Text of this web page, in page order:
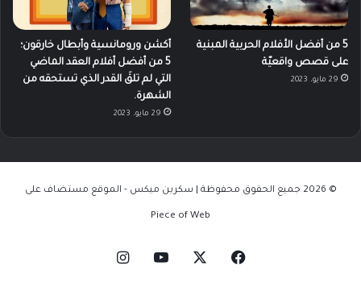
5 من أفضل الأفلام الحربية المبنية
على قصص واقعيّة
29 مايو، 2023
أكشن ورومانسية وأبطال خارقون؛
5 من أفضل أفلام العقد الماضي
التي لم تلقَ القدر الذي تستحقه من
الشهرة.
29 مايو، 2023
© 2026 جميع الحقوق محفوظة | سكرين ميكس - الموقع مستضاف على
Piece of Web
فيسبوك ‫YouTube